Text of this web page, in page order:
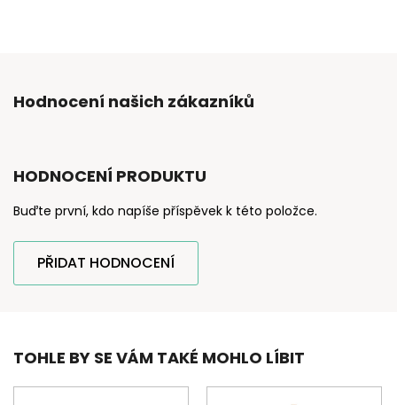
Hodnocení našich zákazníků
HODNOCENÍ PRODUKTU
Buďte první, kdo napíše příspěvek k této položce.
PŘIDAT HODNOCENÍ
TOHLE BY SE VÁM TAKÉ MOHLO LÍBIT